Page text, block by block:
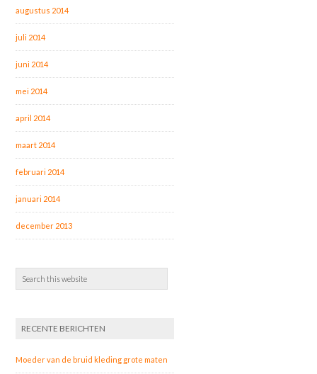
augustus 2014
juli 2014
juni 2014
mei 2014
april 2014
maart 2014
februari 2014
januari 2014
december 2013
RECENTE BERICHTEN
Moeder van de bruid kleding grote maten